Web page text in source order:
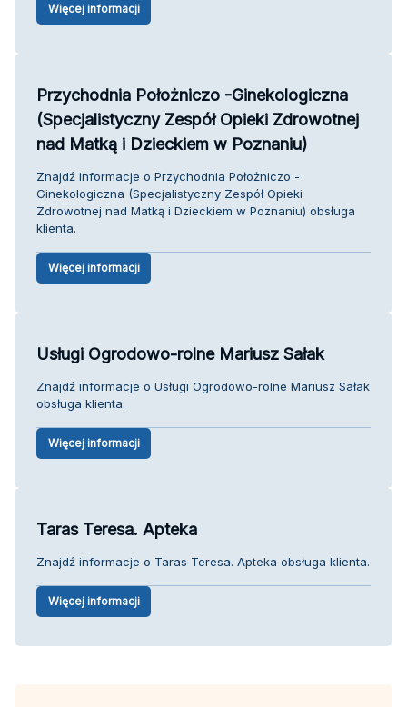
Więcej informacji
Przychodnia Położniczo -Ginekologiczna
(Specjalistyczny Zespół Opieki Zdrowotnej
nad Matką i Dzieckiem w Poznaniu)
Znajdź informacje o Przychodnia Położniczo -
Ginekologiczna (Specjalistyczny Zespół Opieki
Zdrowotnej nad Matką i Dzieckiem w Poznaniu) obsługa
klienta.
Więcej informacji
Usługi Ogrodowo-rolne Mariusz Sałak
Znajdź informacje o Usługi Ogrodowo-rolne Mariusz Sałak
obsługa klienta.
Więcej informacji
Taras Teresa. Apteka
Znajdź informacje o Taras Teresa. Apteka obsługa klienta.
Więcej informacji